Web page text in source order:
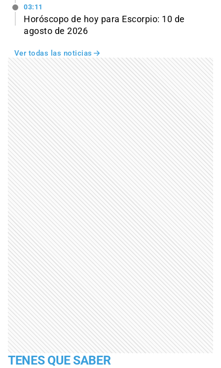
03:11
Horóscopo de hoy para Escorpio: 10 de
agosto de 2026
Ver todas las noticias
TENES QUE SABER